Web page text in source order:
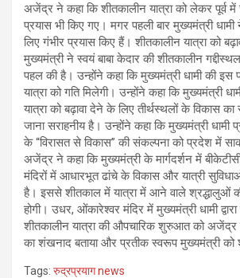
अजेंद्र ने कहा कि शीतकालीन यात्रा को लेकर पूर्व में
प्रयास भी किए गए। मगर पहली बार मुख्यमंत्री
लिए गंभीर प्रयास किए हैं। शीतकालीन यात्रा को
मुख्यमंत्री ने स्वयं बाबा केदार की शीतकालीन
पहल की है। उन्होंने कहा कि मुख्यमंत्री धामी की
यात्रा को गति मिलेगी। उन्होंने कहा कि मुख्यमंत्री
यात्रा को बढ़ावा देने के लिए तीर्थस्थलों के विकास
जाना सराहनीय है। उन्होंने कहा कि मुख्यमंत्री धामी
के “विरासत से विकास” की संकल्पना को प्रदेश में
अजेंद्र ने कहा कि मुख्यमंत्री के मार्गदर्शन में
मंदिरों में आधारभूत ढांचे के विकास और यात्री
है। इससे शीतकाल में यात्रा में आने वाले श्रद्धालुओं
होगी। उधर, ओंकारेश्वर मंदिर में मुख्यमंत्री धामी
शीतकालीन यात्रा की औपचारिक शुरुआत को अजेंद्र
का शंखनाद बताया और प्रतीक स्वरूप मुख्यमंत्री
Tags: रुद्रप्रयाग news